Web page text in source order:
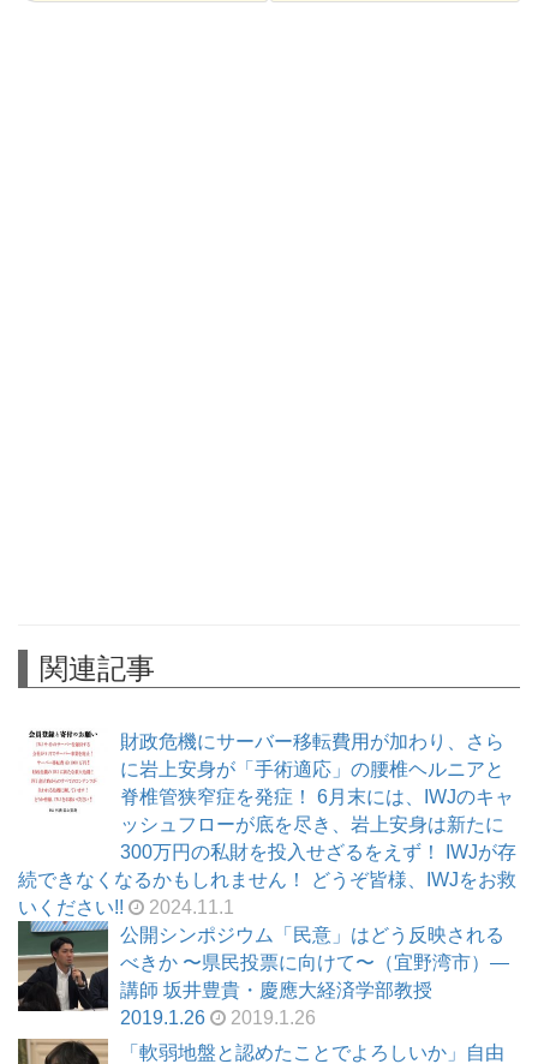
関連記事
財政危機にサーバー移転費用が加わり、さら
に岩上安身が「手術適応」の腰椎ヘルニアと
脊椎管狭窄症を発症！ 6月末には、IWJのキャ
ッシュフローが底を尽き、岩上安身は新たに
300万円の私財を投入せざるをえず！ IWJが存
続できなくなるかもしれません！ どうぞ皆様、IWJをお救
いください!!
2024.11.1
公開シンポジウム「民意」はどう反映される
べきか 〜県民投票に向けて〜（宜野湾市）―
講師 坂井豊貴・慶應大経済学部教授
2019.1.26
2019.1.26
「軟弱地盤と認めたことでよろしいか」自由